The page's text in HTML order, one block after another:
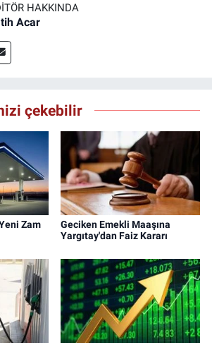
HAKKINDA
Acar
çekebilir
Zam
Geciken Emekli Maaşına
Yargıtay'dan Faiz Kararı